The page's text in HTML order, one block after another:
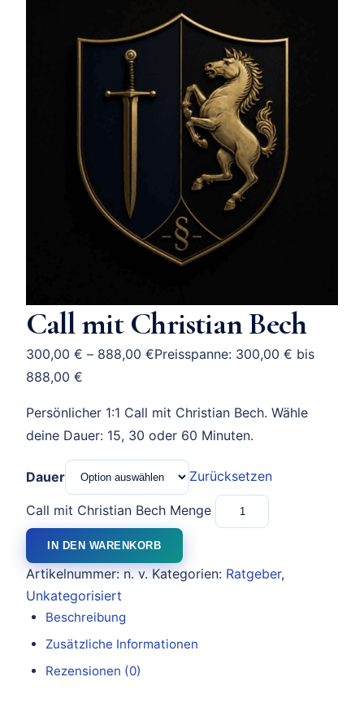
Call mit Christian Bech
300,00 € – 888,00 €Preisspanne: 300,00 € bis
888,00 €
Persönlicher 1:1 Call mit Christian Bech. Wähle
deine Dauer: 15, 30 oder 60 Minuten.
Dauer Zurücksetzen
Call mit Christian Bech Menge
IN DEN WARENKORB
Artikelnummer:n. v. Kategorien: Ratgeber,
Unkategorisiert
Beschreibung
Zusätzliche Informationen
Rezensionen (0)